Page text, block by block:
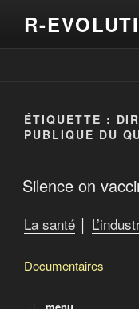
R-
ÉTIQUETTE :
PUBLIQUE DU
Silence on
La santé │
Documentaires